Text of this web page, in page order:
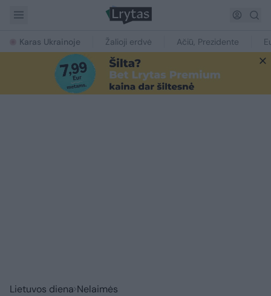
Karas Ukrainoje Žalioji erdvė Ačiū, Prezidente
Lietuvos diena Nelaimės